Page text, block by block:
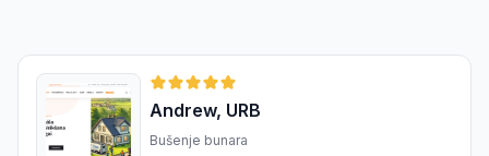
Andrew, URB
Bušenje bunara